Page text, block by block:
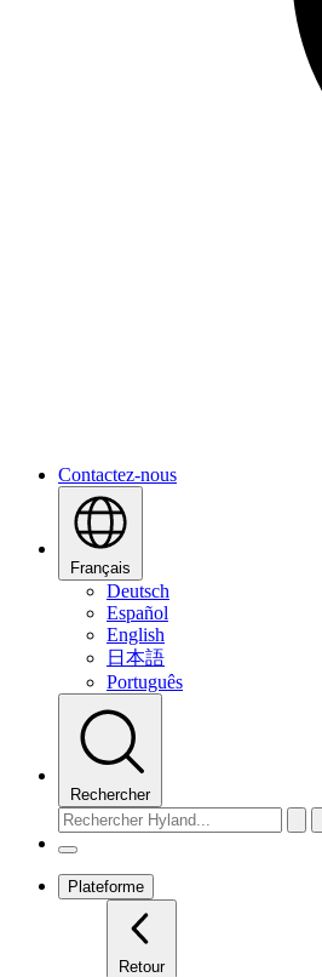
Contactez-nous
Français
Deutsch
Español
English
日本語
Português
Rechercher
Plateforme
Retour